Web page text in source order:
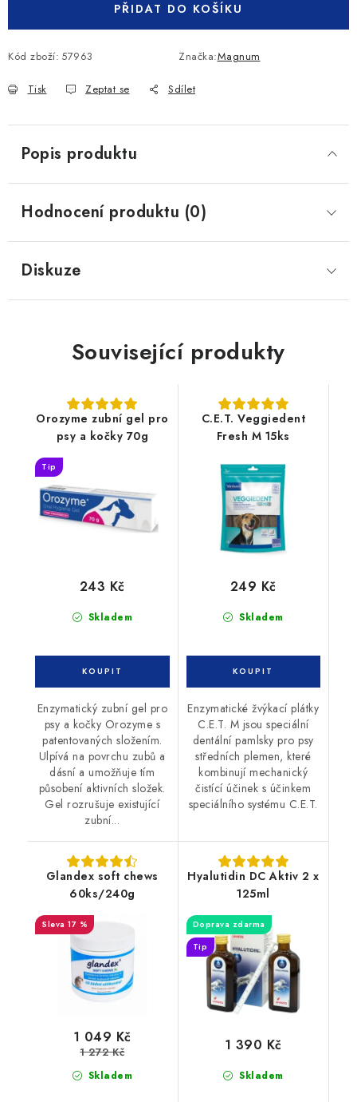
PŘIDAT DO KOŠÍKU
Kód zboží: 57963 Značka:Magnum
Tisk Zeptat se Sdílet
Popis produktu
Hodnocení produktu (0)
Diskuze
Související produkty
Orozyme zubní gel pro
psy a kočky 70g
Tip
Skladem
243 Kč
Enzymatický zubní gel pro
psy a kočky Orozyme s
patentovaných složením.
Ulpívá na povrchu zubů a
dásní a umožňuje tím
působení aktivních složek.
Gel rozrušuje existující
zubní...
C.E.T. Veggiedent
Fresh M 15ks
Skladem
249 Kč
Enzymatické žvýkací plátky
C.E.T. M jsou speciální
dentální pamlsky pro psy
středních plemen, které
kombinují mechanický
čistící účinek s účinkem
speciálního systému C.E.T.
Glandex soft chews
60ks/240g
17 %
Skladem
1 049 Kč
1 272 Kč
Hyalutidin DC Aktiv 2 x
125ml
Doprava zdarma
Tip
Skladem
1 390 Kč